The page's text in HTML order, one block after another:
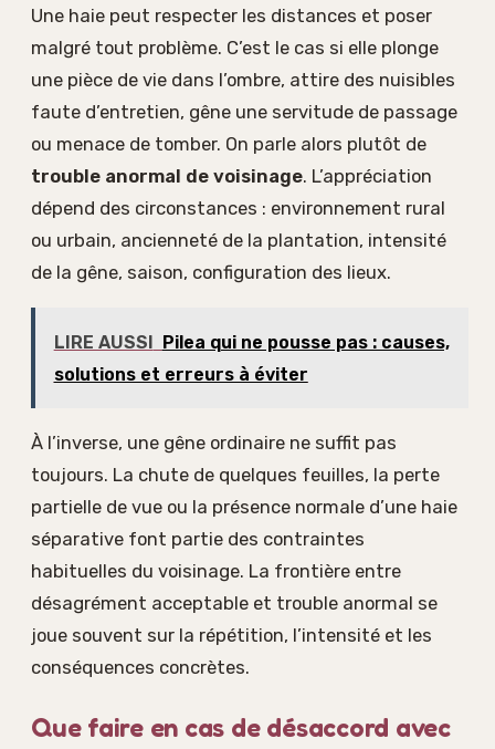
Une haie peut respecter les distances et poser
malgré tout problème. C’est le cas si elle plonge
une pièce de vie dans l’ombre, attire des nuisibles
faute d’entretien, gêne une servitude de passage
ou menace de tomber. On parle alors plutôt de
trouble anormal de voisinage. L’appréciation
dépend des circonstances : environnement rural
ou urbain, ancienneté de la plantation, intensité
de la gêne, saison, configuration des lieux.
LIRE AUSSI Pilea qui ne pousse pas : causes,
solutions et erreurs à éviter
À l’inverse, une gêne ordinaire ne suffit pas
toujours. La chute de quelques feuilles, la perte
partielle de vue ou la présence normale d’une haie
séparative font partie des contraintes
habituelles du voisinage. La frontière entre
désagrément acceptable et trouble anormal se
joue souvent sur la répétition, l’intensité et les
conséquences concrètes.
Que faire en cas de désaccord avec